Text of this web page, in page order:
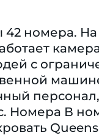
42 номера.
с
персонал,
Номера В